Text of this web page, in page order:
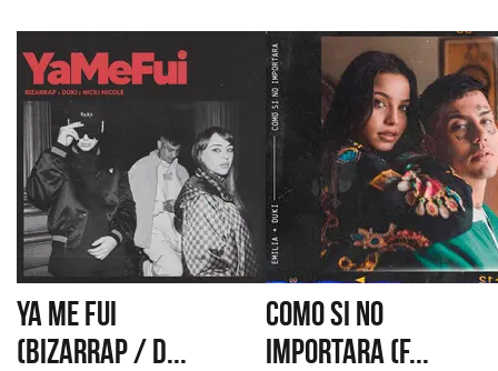
YA ME FUI
(BIZARRAP / D...
COMO SI NO
IMPORTARA (F...